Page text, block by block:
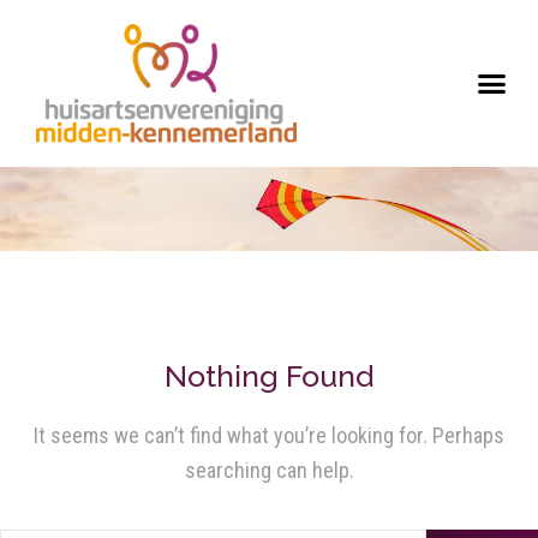
Nothing Found
It seems we can’t find what you’re looking for. Perhaps
searching can help.